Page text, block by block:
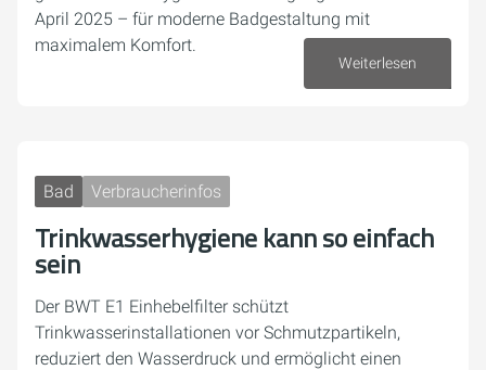
April 2025 – für moderne Badgestaltung mit
maximalem Komfort.
Weiterlesen
Bad Verbraucherinfos
Trinkwasserhygiene kann so einfach
sein
Der BWT E1 Einhebelfilter schützt
Trinkwasserinstallationen vor Schmutzpartikeln,
reduziert den Wasserdruck und ermöglicht einen